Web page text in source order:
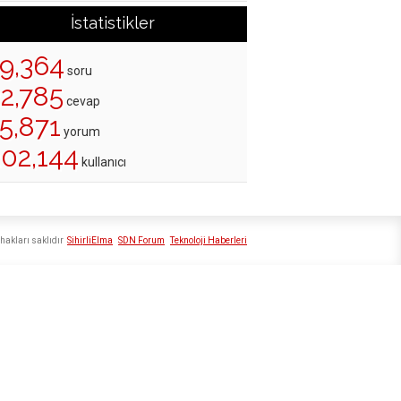
İstatistikler
soru
cevap
yorum
kullanıcı
SihirliElma SDN Forum Teknoloji Haberleri
saklıdır